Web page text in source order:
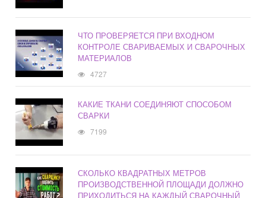
ЧТО ПРОВЕРЯЕТСЯ ПРИ ВХОДНОМ
КОНТРОЛЕ СВАРИВАЕМЫХ И СВАРОЧНЫХ
МАТЕРИАЛОВ
4727
КАКИЕ ТКАНИ СОЕДИНЯЮТ СПОСОБОМ
СВАРКИ
7199
СКОЛЬКО КВАДРАТНЫХ МЕТРОВ
ПРОИЗВОДСТВЕННОЙ ПЛОЩАДИ ДОЛЖНО
ПРИХОДИТЬСЯ НА КАЖДЫЙ СВАРОЧНЫЙ